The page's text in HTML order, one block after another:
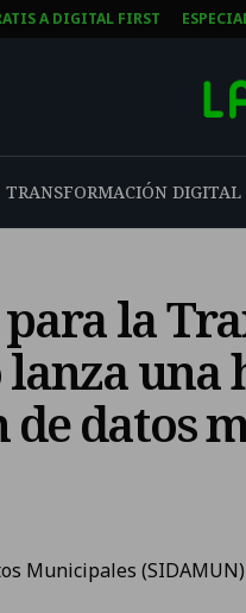
A DIGITAL FIRST
TRANSFORMACIÓN DIGITAL
la
una
datos
Municipales